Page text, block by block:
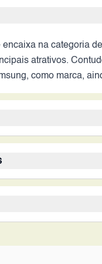
na categoria
atrativos.
como marca,
atual, mesmo na
frontal para
para quem busca